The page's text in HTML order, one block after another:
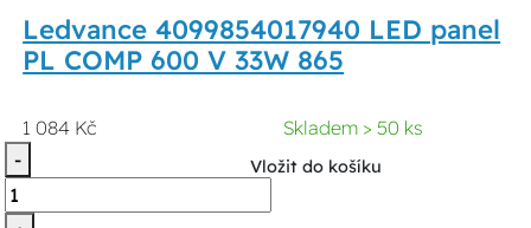
Ledvance 4099854017940 LED panel
PL COMP 600 V 33W 865
1 084 Kč
Skladem > 50 ks
-
Vložit do košíku